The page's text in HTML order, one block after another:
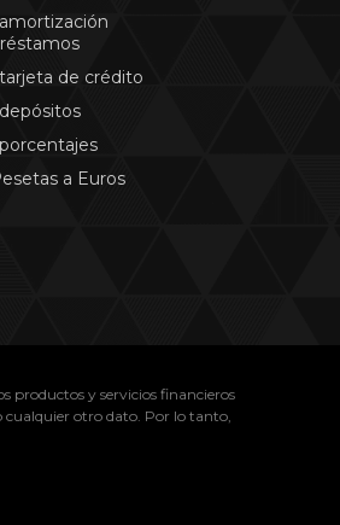
de crédito
a Euros
productos y servicios financieros
cualquier otro dato. Por lo tanto,